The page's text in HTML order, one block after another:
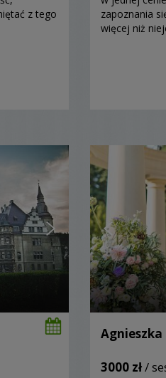
z tego
zapoznania
więcej niż
Agnieszka
3000 zł/